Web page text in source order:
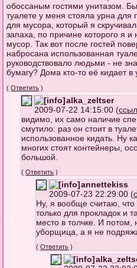
обоссаным гостями унитазом.
туалете у меня стояла урна
для мусора, который я
запаха, по причине которого я
мусор. Так вот после гостей
набросана использованная
руководствовало людьми - не
бумагу? Дома кто-то её кидает в
(Ответить )
alka_zeltser
2009-07-22 14:15:00 (
видимо, их само наличие
смутило: раз он стоит в
использованное кидать. Ну
многих стоят контейнеры,
большой.
(Ответить )
annettekiss
2009-07-23 22:29:00 (
Ну, я вообще считаю,
только для прокладок и
место в толчке. И потом,
уборщица, а я не
(Ответить )